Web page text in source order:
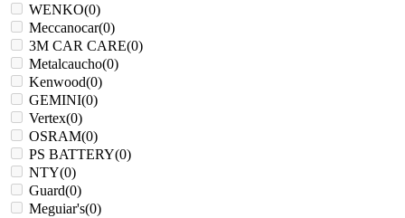
WENKO(0)
Meccanocar(0)
3M CAR CARE(0)
Metalcaucho(0)
Kenwood(0)
GEMINI(0)
Vertex(0)
OSRAM(0)
PS BATTERY(0)
NTY(0)
Guard(0)
Meguiar's(0)